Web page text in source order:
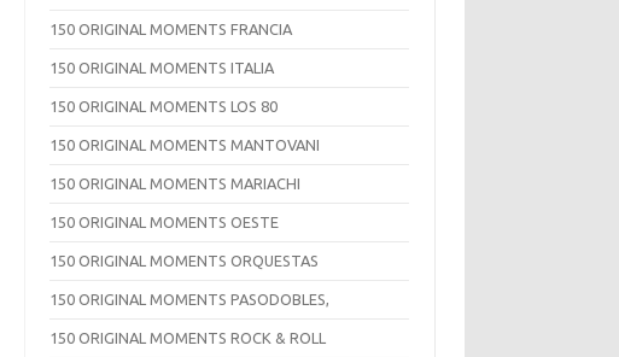
150 ORIGINAL MOMENTS FRANCIA
150 ORIGINAL MOMENTS ITALIA
150 ORIGINAL MOMENTS LOS 80
150 ORIGINAL MOMENTS MANTOVANI
150 ORIGINAL MOMENTS MARIACHI
150 ORIGINAL MOMENTS OESTE
150 ORIGINAL MOMENTS ORQUESTAS
150 ORIGINAL MOMENTS PASODOBLES,
150 ORIGINAL MOMENTS ROCK & ROLL